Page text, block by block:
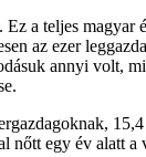
a teljes magyar
az ezer
annyi volt,
nőtt egy év alatt a